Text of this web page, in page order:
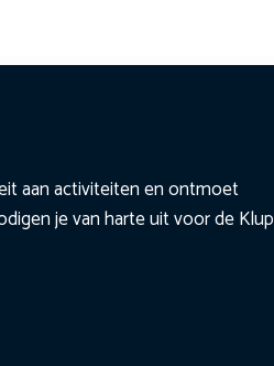
aan activiteiten en ontmoet
je van harte uit voor de Klup